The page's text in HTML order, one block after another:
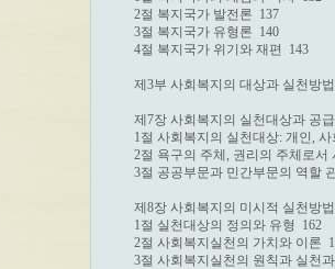
2절 복지국가 발전론  137
3절 복지국가 유형론  140
4절 복지국가 위기와 재편  143
제3부 사회복지의 대상과 실천방
제7장 사회복지의 실천대상과 공
1절 사회복지의 실천대상: 개인, 사
2절 욕구의 주체, 권리의 주체로서
3절 공공부문과 민간부문의 역할
제8장 사회복지의 미시적 실천방
1절 실천대상의 정의와 유형  162
2절 사회복지실천의 가치와 이론
3절 사회복지실천의 원칙과 실천